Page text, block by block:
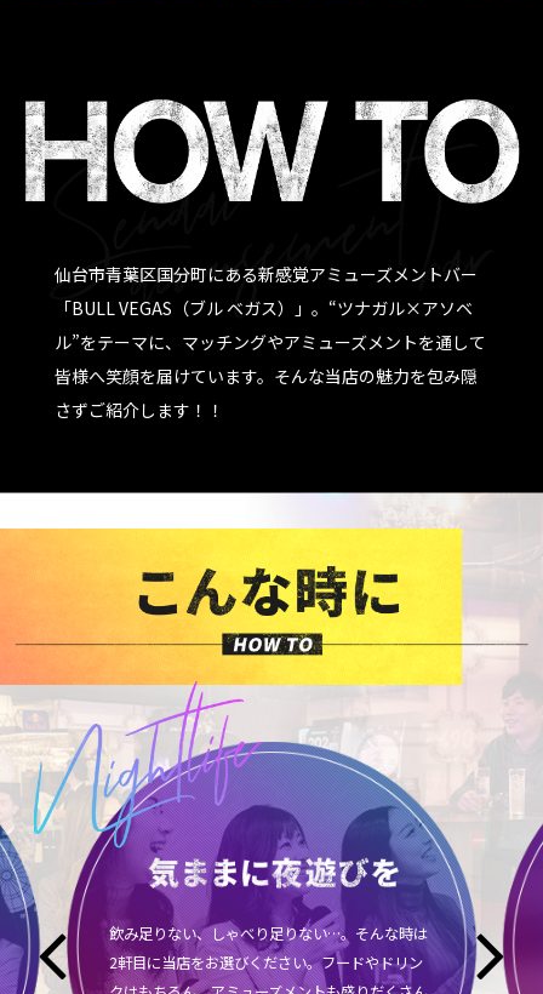
仙台市青葉区国分町にある新感覚アミューズメントバー
「BULL VEGAS（ブル ベガス）」。“ツナガル×アソベ
ル”をテーマに、マッチングやアミューズメントを通して
皆様へ笑顔を届けています。そんな当店の魅力を包み隠
さずご紹介します！！
飲み足りない、しゃべり足りない…。そんな時は
2軒目に当店をお選びください。フードやドリン